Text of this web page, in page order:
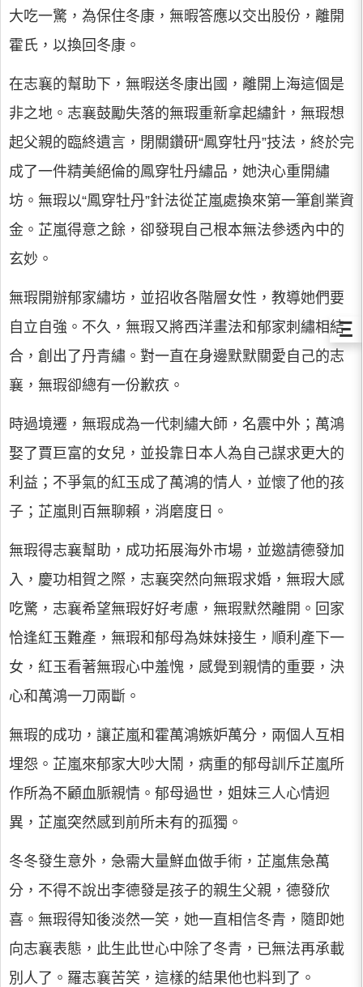
大吃一驚，為保住冬康，無暇答應以交出股份，離開
霍氏，以換回冬康。
在志襄的幫助下，無暇送冬康出國，離開上海這個是
非之地。志襄鼓勵失落的無瑕重新拿起繡針，無瑕想
起父親的臨終遺言，閉關鑽研“鳳穿牡丹”技法，終於完
成了一件精美絕倫的鳳穿牡丹繡品，她決心重開繡
坊。無瑕以“鳳穿牡丹”針法從芷嵐處換來第一筆創業資
金。芷嵐得意之餘，卻發現自己根本無法參透內中的
玄妙。
無瑕開辦郁家繡坊，並招收各階層女性，教導她們要
自立自強。不久，無瑕又將西洋畫法和郁家刺繡相結
合，創出了丹青繡。對一直在身邊默默關愛自己的志
襄，無瑕卻總有一份歉疚。
時過境遷，無瑕成為一代刺繡大師，名震中外；萬鴻
娶了賈巨富的女兒，並投靠日本人為自己謀求更大的
利益；不爭氣的紅玉成了萬鴻的情人，並懷了他的孩
子；芷嵐則百無聊賴，消磨度日。
無瑕得志襄幫助，成功拓展海外市場，並邀請德發加
入，慶功相賀之際，志襄突然向無瑕求婚，無瑕大感
吃驚，志襄希望無瑕好好考慮，無瑕默然離開。回家
恰逢紅玉難產，無瑕和郁母為妹妹接生，順利產下一
女，紅玉看著無瑕心中羞愧，感覺到親情的重要，決
心和萬鴻一刀兩斷。
無瑕的成功，讓芷嵐和霍萬鴻嫉妒萬分，兩個人互相
埋怨。芷嵐來郁家大吵大鬧，病重的郁母訓斥芷嵐所
作所為不顧血脈親情。郁母過世，姐妹三人心情迥
異，芷嵐突然感到前所未有的孤獨。
冬冬發生意外，急需大量鮮血做手術，芷嵐焦急萬
分，不得不說出李德發是孩子的親生父親，德發欣
喜。無瑕得知後淡然一笑，她一直相信冬青，隨即她
向志襄表態，此生此世心中除了冬青，已無法再承載
別人了。羅志襄苦笑，這樣的結果他也料到了。
Ξ